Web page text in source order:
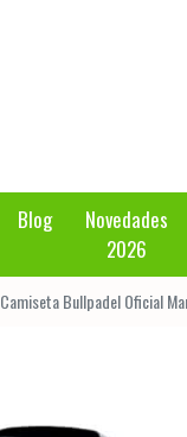
Blog
Novedades
2026
Camiseta Bullpadel Oficial